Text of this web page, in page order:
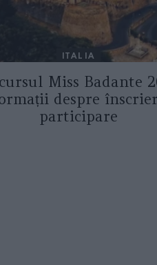
ITALIA
Miss Badante
despre
participare